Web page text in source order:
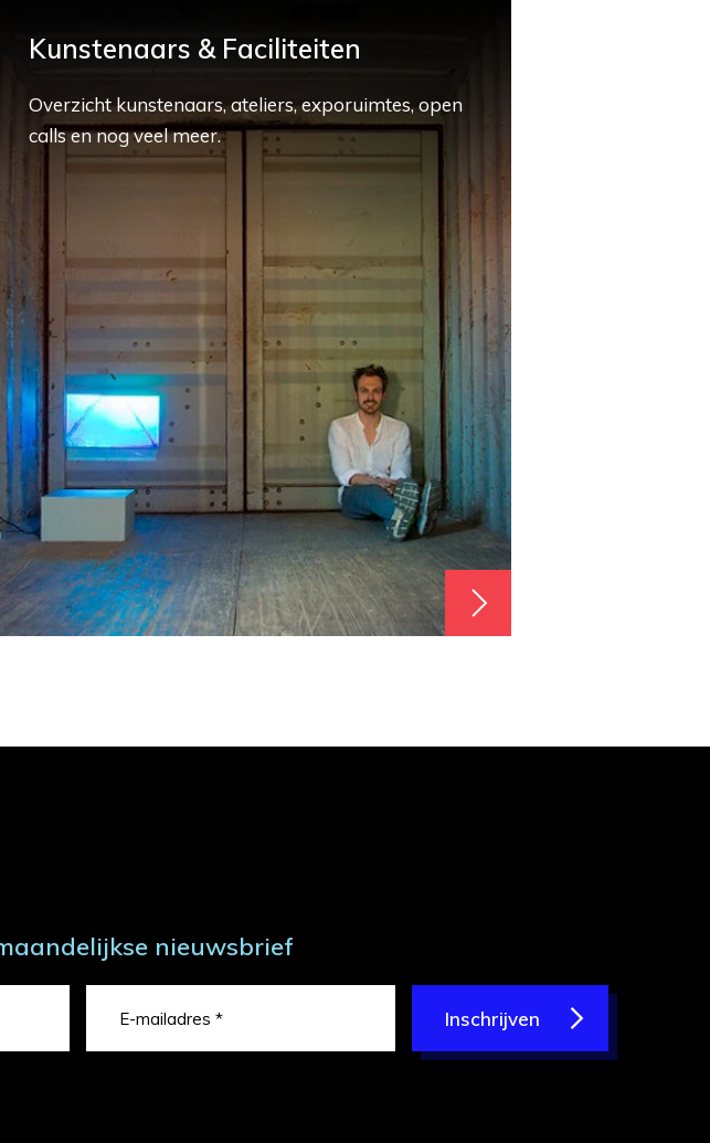
Kunstenaars & Faciliteiten
Overzicht kunstenaars, ateliers, exporuimtes, open
calls en nog veel meer.
nieuwsbrief
Inschrijven